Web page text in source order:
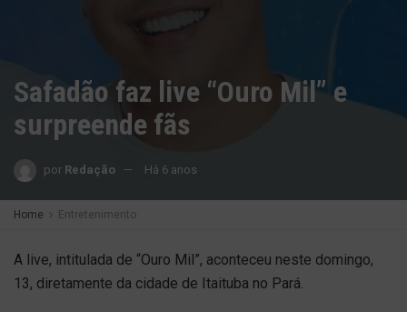
Safadão faz live “Ouro Mil” e
surpreende fãs
por Redação Há 6 anos
Home Entretenimento
A live, intitulada de “Ouro Mil”, aconteceu neste domingo,
13, diretamente da cidade de Itaituba no Pará.